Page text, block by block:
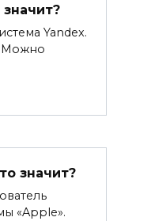
Yandex.
Можно
значит?
«Apple».